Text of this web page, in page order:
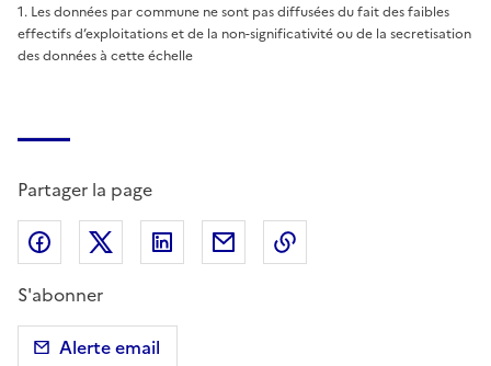
1. Les données par commune ne sont pas diffusées du fait des faibles
effectifs d’exploitations et de la non-significativité ou de la secretisation
des données à cette échelle
Partager la page
Partager sur Facebook
Partager sur X (anciennement Twitter)
Partager sur LinkedIn
Partager par email
S'abonner
Alerte email